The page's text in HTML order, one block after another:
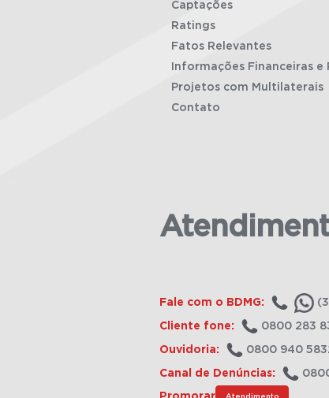
Captações
Ratings
Fatos Relevantes
Informações Financeiras e
Projetos com Multilaterais
Contato
Fale com o BDMG:
Cliente fone: 0800 283
Ouvidoria: 0800 940
Canal de Denúncias:
Atendimento